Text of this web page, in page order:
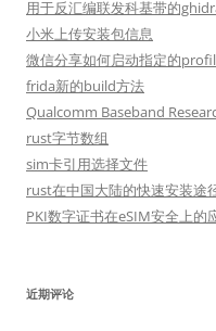
用于反汇编联发科基带的
小米上传安装包信息
微信分享如何启动指定的
frida新的build方法
Qualcomm Baseband
rust字节数组
sim卡引用选择文件
rust在中国大陆的快速安装途
PKI数字证书在eSIM安全上的
近期评论